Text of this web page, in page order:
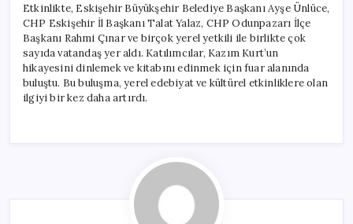
Etkinlikte, Eskişehir Büyükşehir Belediye Başkanı Ayşe Ünlüce,
CHP Eskişehir İl Başkanı Talat Yalaz, CHP Odunpazarı İlçe
Başkanı Rahmi Çınar ve birçok yerel yetkili ile birlikte çok
sayıda vatandaş yer aldı. Katılımcılar, Kazım Kurt’un
hikayesini dinlemek ve kitabını edinmek için fuar alanında
buluştu. Bu buluşma, yerel edebiyat ve kültürel etkinliklere olan
ilgiyi bir kez daha artırdı.